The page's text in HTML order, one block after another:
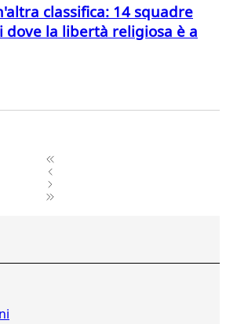
classifica: 14 squadre
dove la libertà religiosa è a